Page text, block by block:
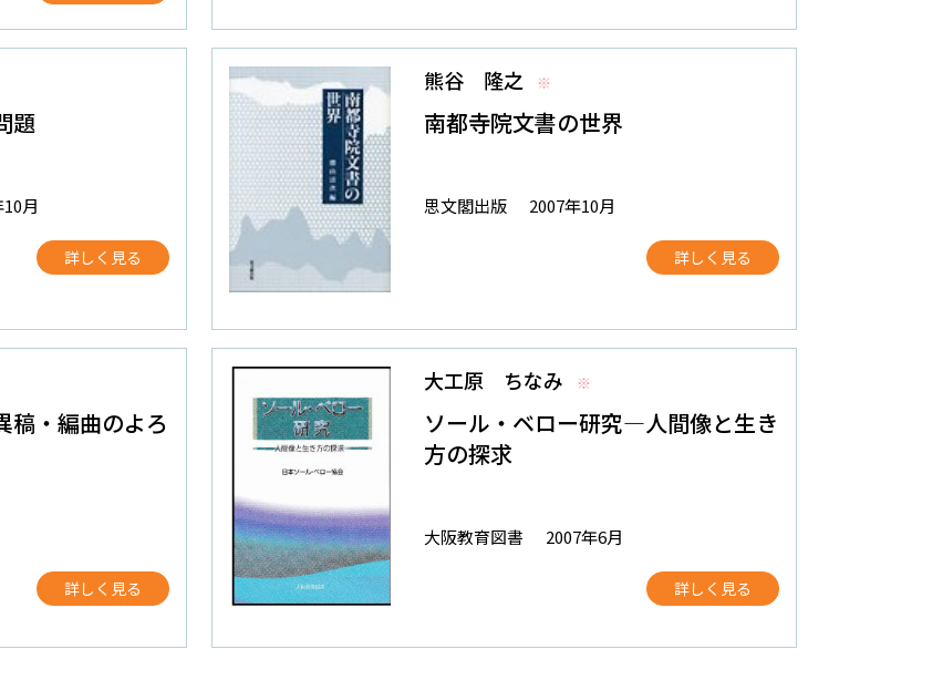
題
月
詳しく見る
熊谷 隆之 ※
南都寺院文書の世界
思文閣出版 2007年10月
詳しく見る
・編曲のよろ
詳しく見る
大工原 ちなみ ※
ソール・ベロー研究―人間像と生き
方の探求
大阪教育図書 2007年6月
詳しく見る